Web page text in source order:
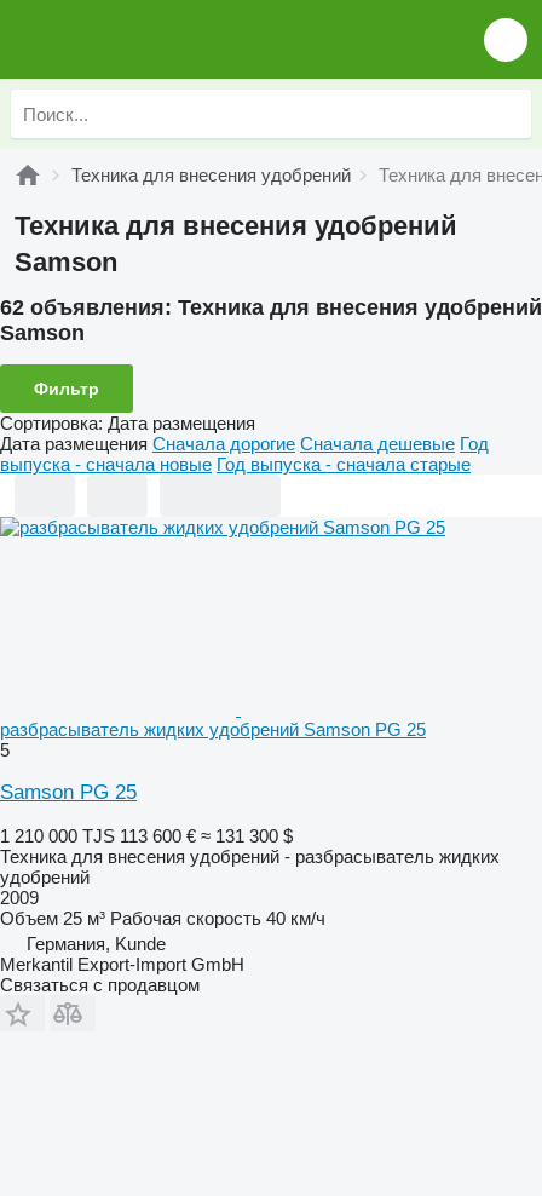
Техника для внесения удобрений Техника для
Техника для внесения удобрений
Samson
62 объявления: Техника для внесения удобрений
Samson
Фильтр
Сортировка: Дата размещения
Дата размещения Сначала дорогие Сначала дешевые Год
выпуска - сначала новые Год выпуска - сначала старые
разбрасыватель жидких удобрений Samson PG 25
5
Samson PG 25
1 210 000 TJS 113 600 € ≈ 131 300 $
Техника для внесения удобрений - разбрасыватель жидких
удобрений
2009
Объем 25 м³ Рабочая скорость 40 км/ч
Германия, Kunde
Merkantil Export-Import GmbH
Связаться с продавцом